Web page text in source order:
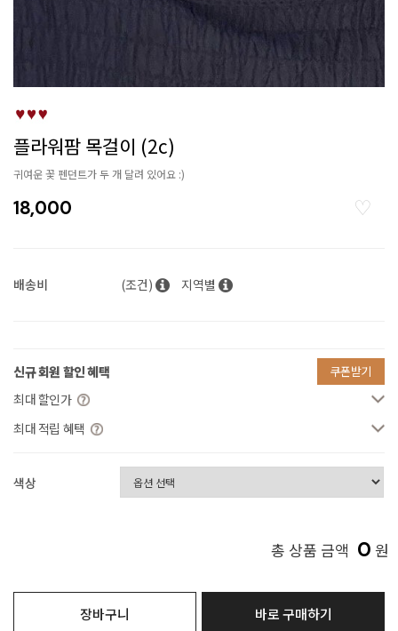
플라워팜 목걸이 (2c)
귀여운 꽃 펜던트가 두 개 달려 있어요 :)
18,000
배송비 (조건) 지역별
신규 회원 할인 혜택 쿠폰받기
최대 할인가
최대 적립 혜택
색상
총 상품 금액 0 원
장바구니 바로 구매하기